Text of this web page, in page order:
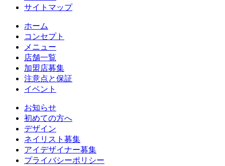
サイトマップ
ホーム
コンセプト
メニュー
店舗一覧
加盟店募集
注意点と保証
イベント
お知らせ
初めての方へ
デザイン
ネイリスト募集
アイデザイナー募集
プライバシーポリシー